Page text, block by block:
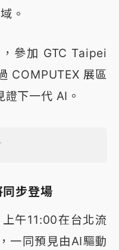
。
參加 GTC Taipei
COMPUTEX 展區
下一代 AI。
步登場
午11:00在台北流
一同預見由AI驅動